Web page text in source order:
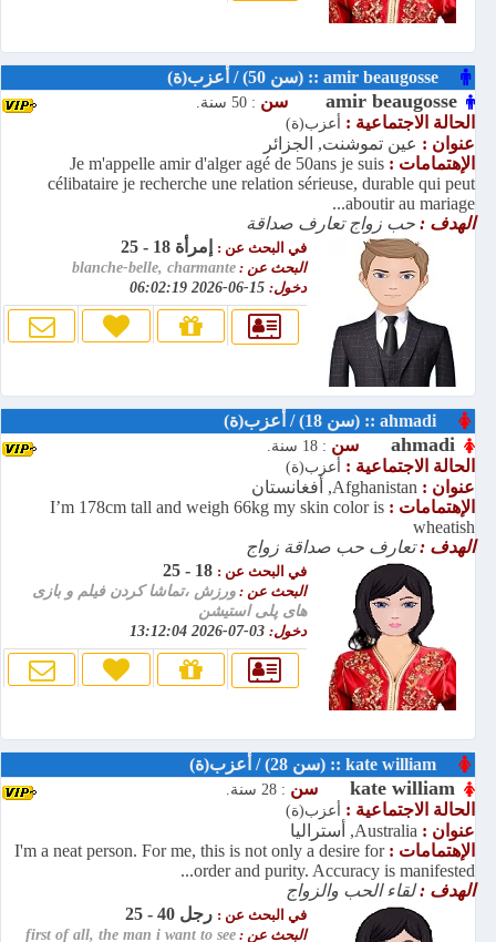
amir beaugosse :: (سن 50) / أعزب(ة)
amir beaugosse سن : 50 سنة.
الحالة الاجتماعية : أعزب(ة)
عنوان : عين تموشنت, الجزائر
الإهتمامات : Je m'appelle amir d'alger agé de 50ans je suis
célibataire je recherche une relation sérieuse, durable qui peut
aboutir au mariage...
الهدف : حب زواج تعارف صداقة
في البحث عن : إمرأة 18 - 25
البحث عن : blanche-belle, charmante
دخول:
ahmadi :: (سن 18) / أعزب(ة)
ahmadi سن : 18 سنة.
الحالة الاجتماعية : أعزب(ة)
عنوان : Afghanistan, أفغانستان
الإهتمامات : I’m 178cm tall and weigh 66kg my skin color is
wheatish
الهدف :تعارف حب صداقة زواج
في البحث عن :
البحث عن : ورزش ،تماشا کردن فیلم و بازی
های پلی استیشن
دخول:
kate william :: (سن 28) / أعزب(ة)
kate william سن : 28 سنة.
الحالة الاجتماعية : أعزب(ة)
عنوان : Australia, أستراليا
الإهتمامات :I'm a neat person. For me, this is not only a desire for
order and purity. Accuracy is manifested...
الهدف :لقاء الحب والزواج
في البحث عن : رجل 40 - 25
البحث عن : first of all, the man i want to see